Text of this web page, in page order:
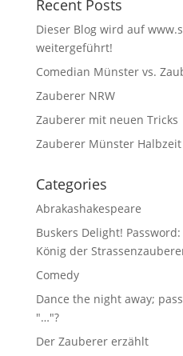
Recent Posts
Dieser Blog wird auf
weitergeführt!
Comedian Münster vs.
Zauberer NRW
Zauberer mit neuen Tricks
Zauberer Münster Halbzeit
Categories
Abrakashakespeare
Buskers Delight!
König der
Comedy
Dance the night away;
"…"?
Der Zauberer erzählt